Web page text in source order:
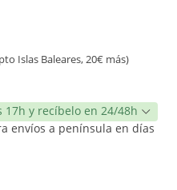
Islas Baleares, 20€ más)
17h y recíbelo en 24/48h
envíos a península en días